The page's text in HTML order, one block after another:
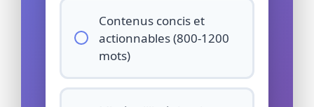
Contenus concis et
actionnables (800-1200
mots)